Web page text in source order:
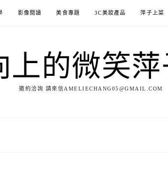
影像閱讀 美食專題 3C美妝產品 萍子上菜
上的微笑
邀約洽詢 請來信AMELIECHANG05@GMAIL.COM